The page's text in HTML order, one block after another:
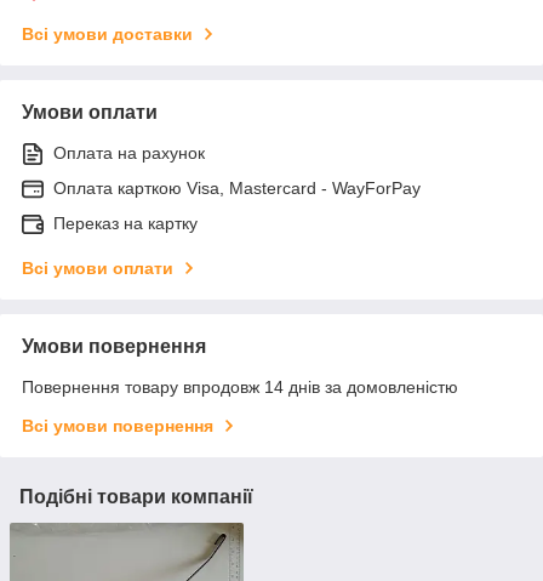
Всі умови доставки
Умови оплати
Оплата на рахунок
Оплата карткою Visa, Mastercard - WayForPay
Переказ на картку
Всі умови оплати
Умови повернення
Повернення товару впродовж 14 днів за домовленістю
Всі умови повернення
Подібні товари компанії